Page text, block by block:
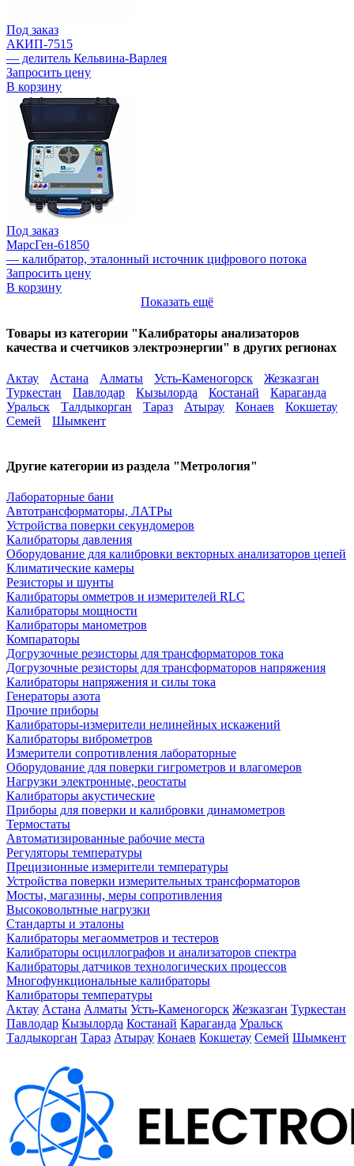
Под заказ
АКИП-7515
— делитель Кельвина-Варлея
Запросить цену
В корзину
Под заказ
МарсГен-61850
— калибратор, эталонный источник цифрового потока
Запросить цену
В корзину
Показать ещё
Товары из категории "Калибраторы анализаторов
качества и счетчиков электроэнергии" в других регионах
Актау Астана Алматы Усть-Каменогорск
Жезказган
Туркестан
Павлодар Кызылорда Костанай
Караганда
Уральск
Талдыкорган Тараз Атырау Конаев
Кокшетау
Семей
Шымкент
Другие категории из раздела "Метрология"
Лабораторные бани
Автотрансформаторы, ЛАТРы
Устройства поверки секундомеров
Калибраторы давления
Оборудование для калибровки векторных анализаторов цепей
Климатические камеры
Резисторы и шунты
Калибраторы омметров и измерителей RLC
Калибраторы мощности
Калибраторы манометров
Компараторы
Догрузочные резисторы для трансформаторов тока
Догрузочные резисторы для трансформаторов напряжения
Калибраторы напряжения и силы тока
Генераторы азота
Прочие приборы
Калибраторы-измерители нелинейных искажений
Калибраторы виброметров
Измерители сопротивления лабораторные
Оборудование для поверки гигрометров и влагомеров
Нагрузки электронные, реостаты
Калибраторы акустические
Приборы для поверки и калибровки динамометров
Термостаты
Автоматизированные рабочие места
Регуляторы температуры
Прецизионные измерители температуры
Устройства поверки измерительных трансформаторов
Мосты, магазины, меры сопротивления
Высоковольтные нагрузки
Стандарты и эталоны
Калибраторы мегаомметров и тестеров
Калибраторы осциллографов и анализаторов спектра
Калибраторы датчиков технологических процессов
Многофункциональные калибраторы
Калибраторы температуры
Актау Астана Алматы Усть-Каменогорск Жезказган Туркестан
Павлодар Кызылорда Костанай Караганда Уральск
Талдыкорган Тараз Атырау Конаев Кокшетау Семей Шымкент